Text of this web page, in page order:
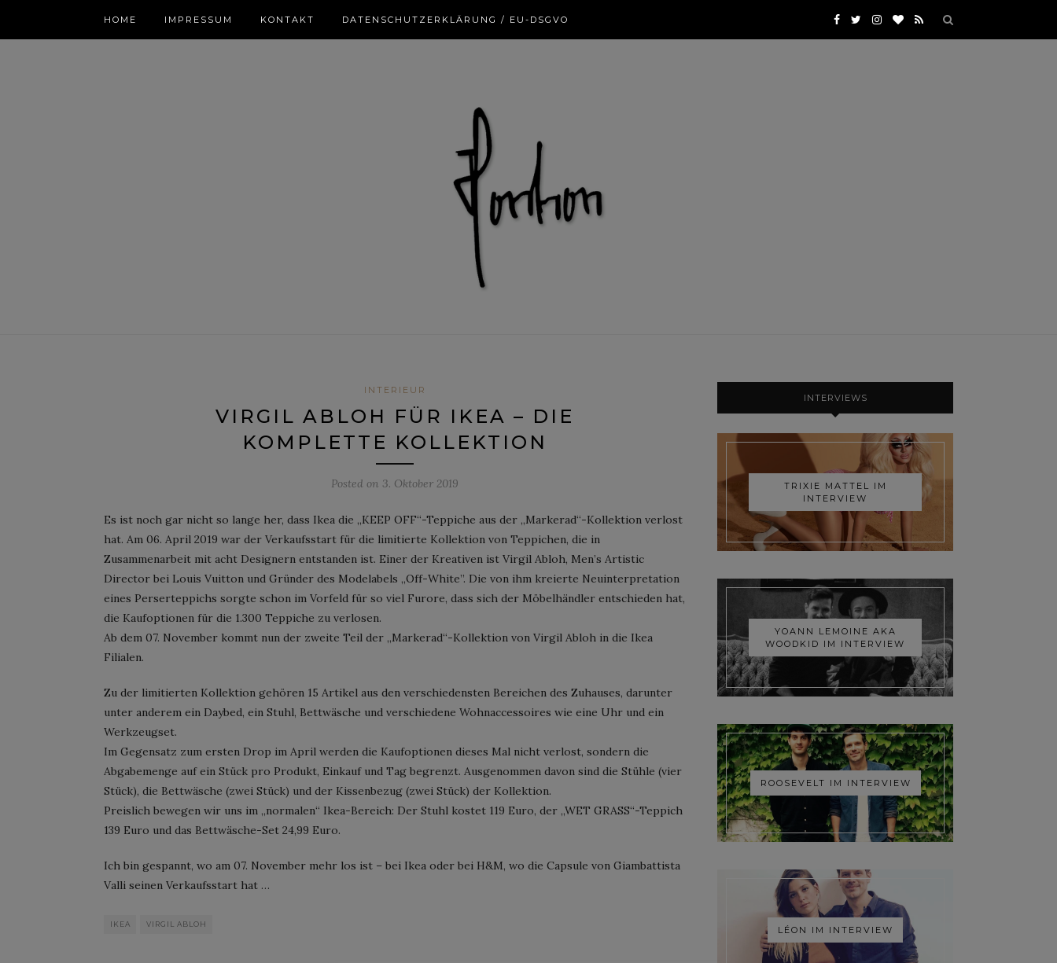
HOME IMPRESSUM KONTAKT DATENSCHUTZERKLÄRUNG / EU-DSGVO
INTERIEUR
VIRGIL ABLOH FÜR IKEA – DIE
KOMPLETTE KOLLEKTION
Posted on 3. Oktober 2019
Es ist noch gar nicht so lange her, dass Ikea die „KEEP OFF“-Teppiche aus der „Markerad“-Kollektion verlost
hat. Am 06. April 2019 war der Verkaufsstart für die limitierte Kollektion von Teppichen, die in
Zusammenarbeit mit acht Designern entstanden ist. Einer der Kreativen ist Virgil Abloh, Men’s Artistic
Director bei Louis Vuitton und Gründer des Modelabels „Off-White”. Die von ihm kreierte Neuinterpretation
eines Perserteppichs sorgte schon im Vorfeld für so viel Furore, dass sich der Möbelhändler entschieden hat,
die Kaufoptionen für die 1.300 Teppiche zu verlosen.
Ab dem 07. November kommt nun der zweite Teil der „Markerad“-Kollektion von Virgil Abloh in die Ikea
Filialen.
Zu der limitierten Kollektion gehören 15 Artikel aus den verschiedensten Bereichen des Zuhauses, darunter
unter anderem ein Daybed, ein Stuhl, Bettwäsche und verschiedene Wohnaccessoires wie eine Uhr und ein
Werkzeugset.
Im Gegensatz zum ersten Drop im April werden die Kaufoptionen dieses Mal nicht verlost, sondern die
Abgabemenge auf ein Stück pro Produkt, Einkauf und Tag begrenzt. Ausgenommen davon sind die Stühle (vier
Stück), die Bettwäsche (zwei Stück) und der Kissenbezug (zwei Stück) der Kollektion.
Preislich bewegen wir uns im „normalen“ Ikea-Bereich: Der Stuhl kostet 119 Euro, der „WET GRASS“-Teppich
139 Euro und das Bettwäsche-Set 24,99 Euro.
Ich bin gespannt, wo am 07. November mehr los ist – bei Ikea oder bei H&M, wo die Capsule von Giambattista
Valli seinen Verkaufsstart hat …
IKEA VIRGIL ABLOH
INTERVIEWS
TRIXIE MATTEL IM
INTERVIEW
YOANN LEMOINE AKA
WOODKID IM INTERVIEW
ROOSEVELT IM INTERVIEW
LÉON IM INTERVIEW